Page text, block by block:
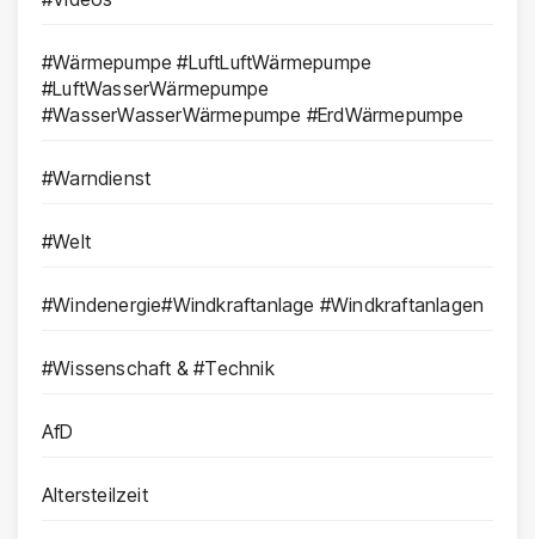
#Wärmepumpe #LuftLuftWärmepumpe
#LuftWasserWärmepumpe
#WasserWasserWärmepumpe #ErdWärmepumpe
#Warndienst
#Welt
#Windenergie#Windkraftanlage #Windkraftanlagen
#Wissenschaft & #Technik
AfD
Altersteilzeit